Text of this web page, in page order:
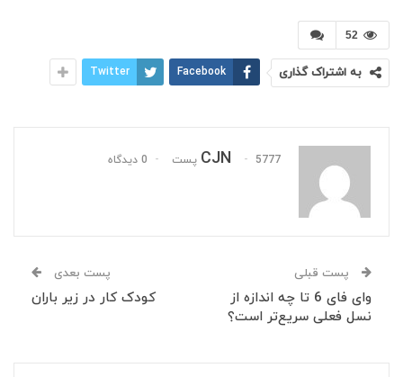
52
به اشتراک گذاری Facebook
Twitter
CJN 5777 پست 0 دیدگاه
پست قبلی
وای فای 6 تا چه اندازه از
نسل فعلی سریع‌تر است؟
پست بعدی
کودک کار در زیر باران